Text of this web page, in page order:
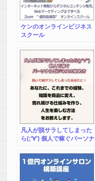
ケンのオンラインビジネス
スクール
凡人が脱サラしてしまった
ら(;’∀’) 個人で稼ぐパーソナ